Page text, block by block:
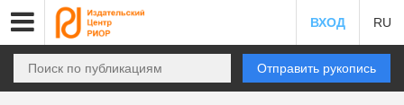
ВХОД RU
Отправить рукопись